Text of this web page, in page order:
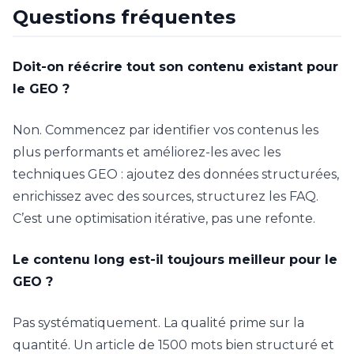
Questions fréquentes
Doit-on réécrire tout son contenu existant pour
le GEO ?
Non. Commencez par identifier vos contenus les
plus performants et améliorez-les avec les
techniques GEO : ajoutez des données structurées,
enrichissez avec des sources, structurez les FAQ.
C’est une optimisation itérative, pas une refonte.
Le contenu long est-il toujours meilleur pour le
GEO ?
Pas systématiquement. La qualité prime sur la
quantité. Un article de 1500 mots bien structuré et